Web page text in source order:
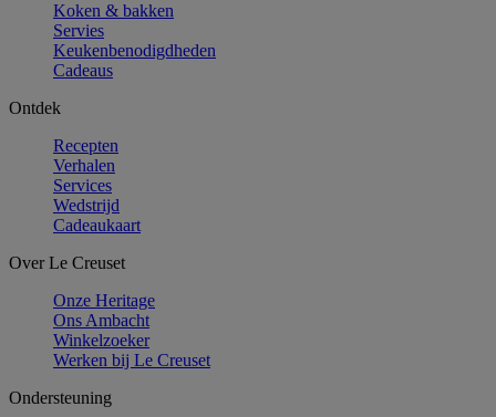
Koken & bakken
Servies
Keukenbenodigdheden
Cadeaus
Ontdek
Recepten
Verhalen
Services
Wedstrijd
Cadeaukaart
Over Le Creuset
Onze Heritage
Ons Ambacht
Winkelzoeker
Werken bij Le Creuset
Ondersteuning